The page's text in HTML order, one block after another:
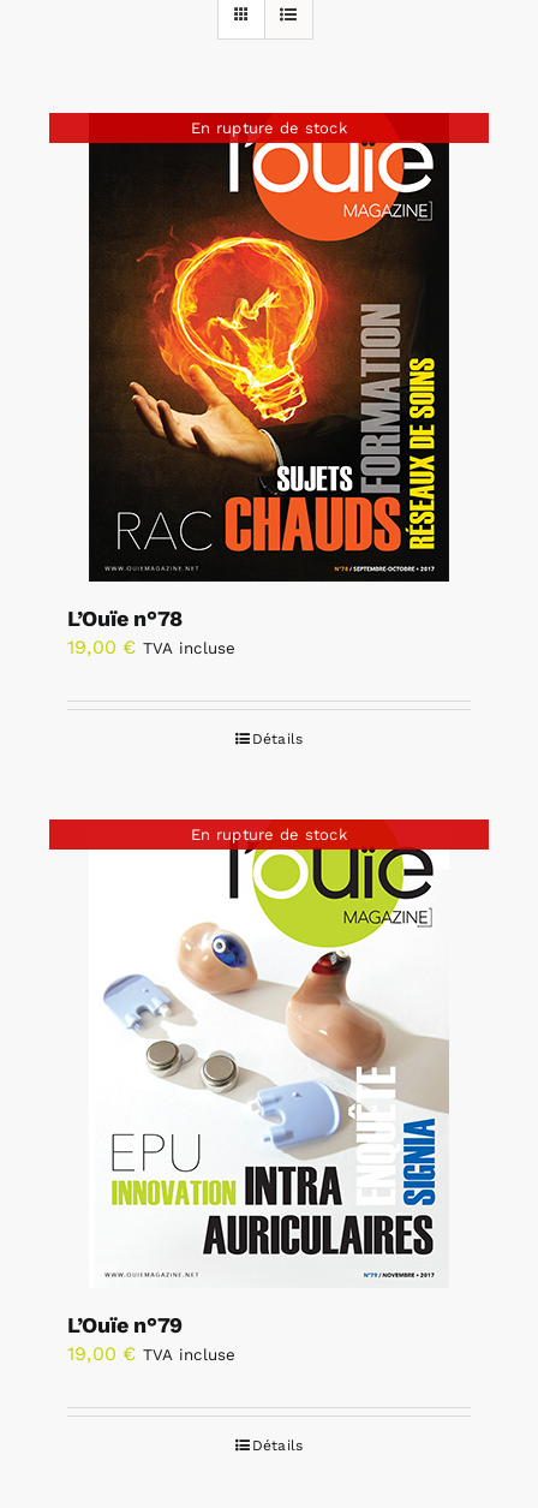
En rupture de stock
L’Ouïe n°78
19,00 € TVA incluse
Détails
En rupture de stock
L’Ouïe n°79
19,00 € TVA incluse
Détails